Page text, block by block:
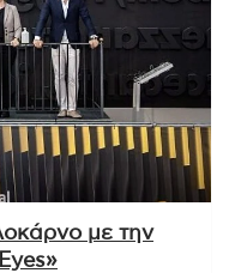
με την